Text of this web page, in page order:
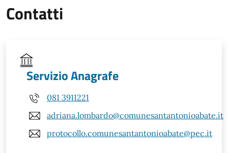
Contatti
Servizio Anagrafe
081 3911221
adriana.lombardo@comunesantantonioabate.it
protocollo.comunesantantonioabate@pec.it